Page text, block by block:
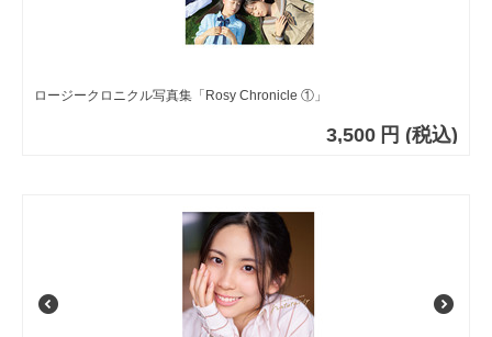
ロージークロニクル写真集「Rosy Chronicle ①」
3,500 円 (税込)